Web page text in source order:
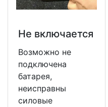
Не включается
Возможно не
подключена
батарея,
неисправны
силовые